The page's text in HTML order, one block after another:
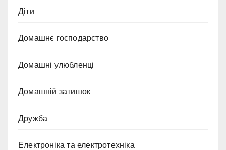
Діти
Домашнє господарство
Домашні улюбленці
Домашній затишок
Дружба
Електроніка та електротехніка